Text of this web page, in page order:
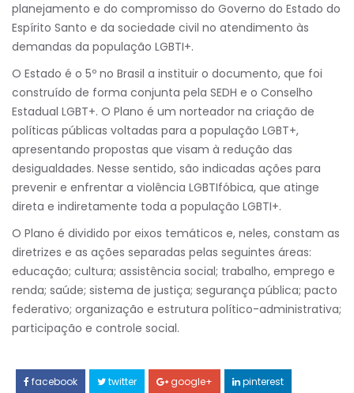
planejamento e do compromisso do Governo do Estado do
Espírito Santo e da sociedade civil no atendimento às
demandas da população LGBTI+.
O Estado é o 5º no Brasil a instituir o documento, que foi
construído de forma conjunta pela SEDH e o Conselho
Estadual LGBT+. O Plano é um norteador na criação de
políticas públicas voltadas para a população LGBT+,
apresentando propostas que visam à redução das
desigualdades. Nesse sentido, são indicadas ações para
prevenir e enfrentar a violência LGBTIfóbica, que atinge
direta e indiretamente toda a população LGBTI+.
O Plano é dividido por eixos temáticos e, neles, constam as
diretrizes e as ações separadas pelas seguintes áreas:
educação; cultura; assistência social; trabalho, emprego e
renda; saúde; sistema de justiça; segurança pública; pacto
federativo; organização e estrutura político-administrativa;
participação e controle social.
facebook twitter google+ pinterest